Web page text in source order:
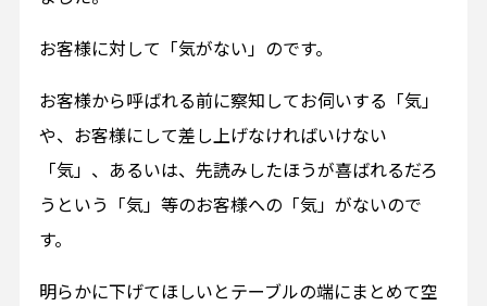
お客様に対して「気がない」のです。
お客様から呼ばれる前に察知してお伺いする「気」
や、お客様にして差し上げなければいけない
「気」、あるいは、先読みしたほうが喜ばれるだろ
うという「気」等のお客様への「気」がないので
す。
明らかに下げてほしいとテーブルの端にまとめて空